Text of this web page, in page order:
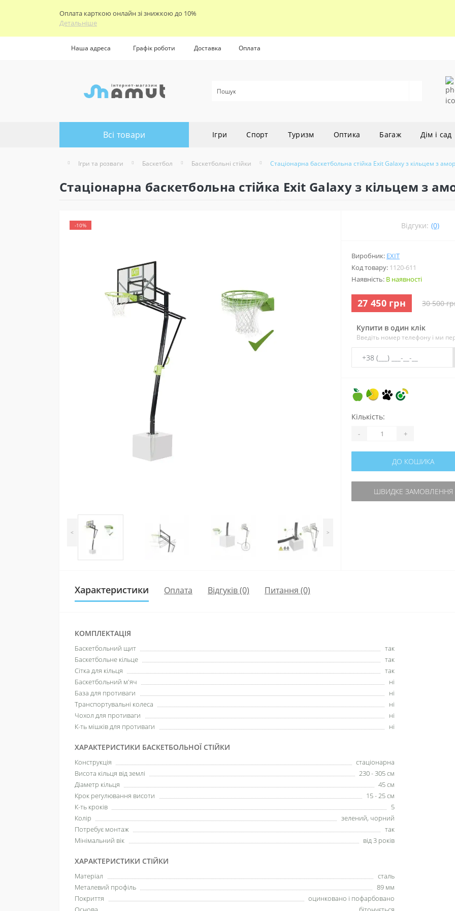
Оплата карткою онлайн зі знижкою до 10%
Детальніше
Наша адреса Графік роботи Доставка Оплата
Всі товари Ігри Cпорт Туризм Оптика Багаж Дім і сад
Ігри та розваги Баскетбол Баскетбольні стійки Стаціонарна баскетбольна стійка Exit Galaxy з кільцем з
Стаціонарна баскетбольна стійка Exit Galaxy з кільцем з
-10%
< >
Відгуки: (0)
Виробник: EXIT
Код товару: 1120-611
Наявність: В наявності
27 450 грн 30 500
Купити в один клік
Введіть номер телефону і ми
Кількість:
- +
ДО КОШИКА
ШВИДКЕ ЗАМОВЛЕННЯ
Характеристики Оплата Відгуків (0) Питання (0)
КОМПЛЕКТАЦІЯ
Баскетбольний щит
так
Баскетбольне кільце
так
Сітка для кільця
так
Баскетбольний м'яч
ні
База для противаги
ні
Транспортувальні колеса
ні
Чохол для противаги
ні
К-ть мішків для противаги
ні
ХАРАКТЕРИСТИКИ БАСКЕТБОЛЬНОЇ СТІЙКИ
Конструкція
стаціонарна
Висота кільця від землі
230 - 305 см
Діаметр кільця
45 см
Крок регулювання висоти
15 - 25 см
К-ть кроків
5
Колір
зелений, чорний
Потребує монтаж
так
Мінімальний вік
від 3 років
ХАРАКТЕРИСТИКИ СТІЙКИ
Матеріал
сталь
Металевий профіль
89 мм
Покриття
оцинковано і пофарбовано